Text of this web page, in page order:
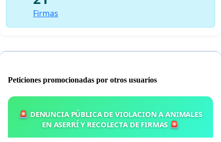
Firmas
Peticiones promocionadas por otros usuarios
🚨 DENUNCIA PÚBLICA DE VIOLACION A ANIMALES
EN ASERRÍ Y RECOLECTA DE FIRMAS 🚨